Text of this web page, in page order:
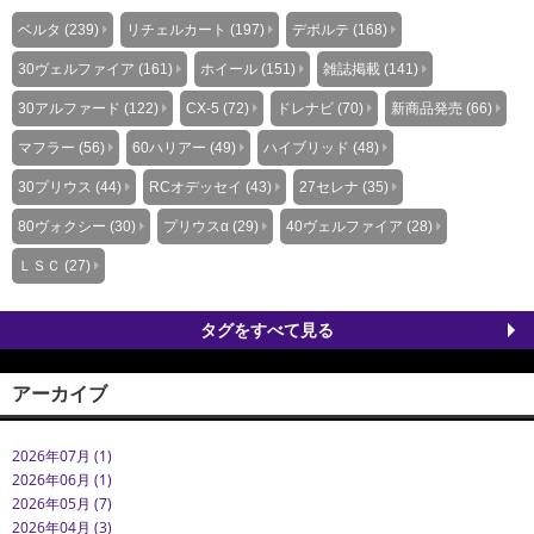
ベルタ (239) リチェルカート (197) デポルテ (168)
30ヴェルファイア (161) ホイール (151) 雑誌掲載 (141)
30アルファード (122) CX-5 (72) ドレナビ (70) 新商品発売 (66)
マフラー (56) 60ハリアー (49) ハイブリッド (48)
30プリウス (44) RCオデッセイ (43) 27セレナ (35)
80ヴォクシー (30) プリウスα (29) 40ヴェルファイア (28)
ＬＳＣ (27)
タグをすべて見る
アーカイブ
2026年07月 (1)
2026年06月 (1)
2026年05月 (7)
2026年04月 (3)